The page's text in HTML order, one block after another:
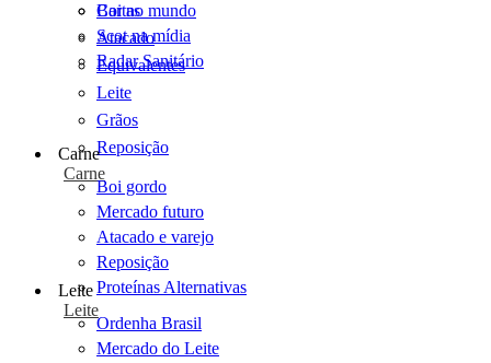
Cartas
Scot na mídia
Radar Sanitário
Boi no mundo
Atacado
Equivalentes
Leite
Grãos
Reposição
Carne
Carne
Boi gordo
Mercado futuro
Atacado e varejo
Reposição
Proteínas Alternativas
Leite
Leite
Ordenha Brasil
Mercado do Leite